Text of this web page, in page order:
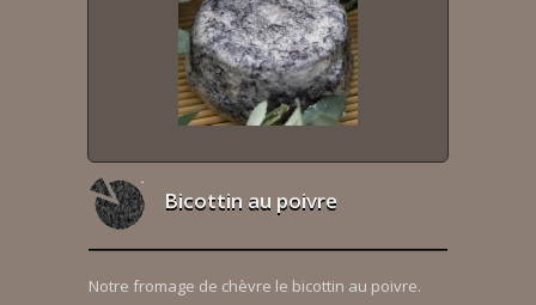
Bicottin au poivre
Notre fromage de chèvre le bicottin au poivre.